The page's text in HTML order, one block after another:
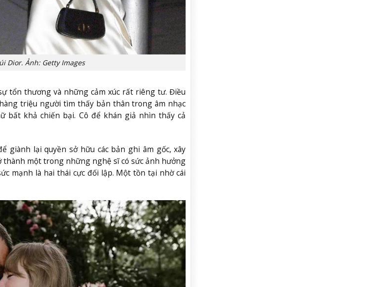
Dior. Ảnh: Getty Images
tổn thương và những cảm xúc rất riêng tư. Điều
triệu người tìm thấy bản thân trong âm nhạc
bất khả chiến bại. Cô để khán giả nhìn thấy cả
lại quyền sở hữu các bản ghi âm gốc, xây
một trong những nghệ sĩ có sức ảnh hưởng
mạnh là hai thái cực đối lập. Một tồn tại nhờ cái